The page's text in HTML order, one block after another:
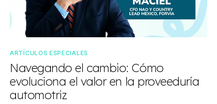
ARTÍCULOS ESPECIALES
Navegando el cambio: Cómo
evoluciona el valor en la proveeduría
automotriz